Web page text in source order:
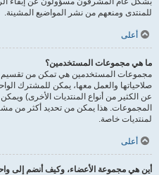
للمنتدى ومنعهم من نشر المواضيع المشينة.
أعلى
ما هي مجموعات المستخدمين؟
مجموعات المستخدمين هي تمكن من تقسيم
صلاحياتها والعمل معها، يمكن للمشترك
عن الكثير من أنواع المنتديات الأخرى)
المجموعات. هذا يمكن من تحديد أكثر من
لمنتديات خاصة.
أعلى
أين هي مجموعة الأعضاء، وكيف أنضم إلى